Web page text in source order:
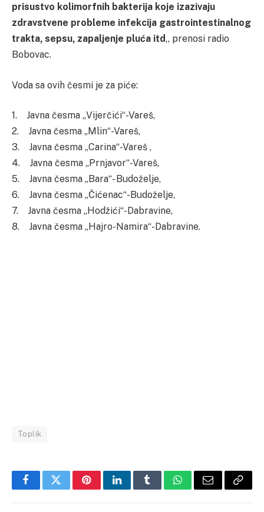
prisustvo kolimorfnih bakterija koje izazivaju
zdravstvene probleme infekcija gastrointestinalnog
trakta, sepsu, zapaljenje pluća itd,, prenosi radio
Bobovac.
Voda sa ovih česmi je za piće:
1. Javna česma „Vijerčići“-Vareš,
2. Javna česma „Mlin“-Vareš,
3. Javna česma „Carina“-Vareš ,
4. Javna česma „Prnjavor“-Vareš,
5. Javna česma „Bara“- Budoželje,
6. Javna česma „Čićenac“-Budoželje,
7. Javna česma „Hodžići“-Dabravine,
8. Javna česma „Hajro-Namira“-Dabravine.
Toplik
FacebookTwitterPinterestLinkedInTumblrWhatsApp
Email Copy